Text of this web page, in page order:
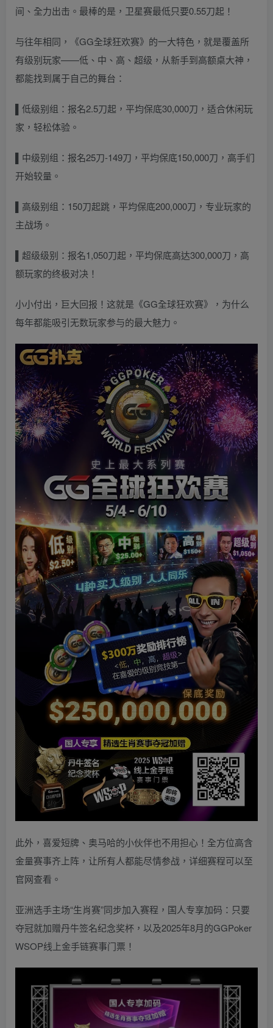
间、全力出击。最棒的是，卫星赛最低只要0.55刀起！
与往年相同，《GG全球狂欢赛》的一大特色，就是覆盖所
有级别玩家——低、中、高、超级，从新手到高额桌大神，
都能找到属于自己的舞台：
▌低级别组：报名2.5刀起，平均保底30,000刀，适合休闲玩
家，轻松体验。
▌中级别组：报名25刀-149刀，平均保底150,000刀，高手们
开始较量 。
▌高级别组： 150刀起跳，平均保底200,000刀，专业玩家的
主战场 。
▌超级级别：报名1,050刀起，平均保底高达300,000刀，高
额玩家的终极对决！
小小付出，巨大回报！这就是《GG全球狂欢赛》，为什么
每年都能吸引无数玩家参与的最大魅力。
此外，喜爱短牌、奥马哈的小伙伴也不用担心！全方位高含
金量赛事齐上阵，让所有人都能尽情参战，详细赛程可以至
官网查看。
亚洲选手主场“生肖赛”同步加入赛程，国人专享加码：只要
夺冠就加赠丹牛签名纪念奖杯，以及2025年8月的GGPoker
WSOP线上金手链赛事门票！